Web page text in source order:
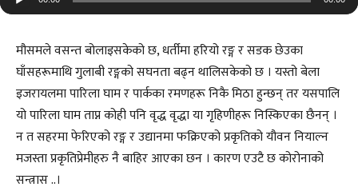
Player
मौसमले वसन्त बोलाइसकेको छ, धर्तीमा हरियो रङ्ग र सडक छेउका
घाँसहरूमाथि गुलाबी रङ्गको सघनता बढ्न थालिसकेको छ । यस्तो बेला
इजरायलमा पारिला घाम र पार्कका रमणहरू निकै मिठा हुन्छन् तर यसपालि
यो पारिला घाम ताप्न कोही पनि वृद्ध वृद्धा या गृहिणीहरू निस्किएका छैनन् ।
न त सहरमा फेरिएको रङ्ग र उद्यानमा फक्रिएको प्रकृतिको यौवन नियाल्न
मजस्ता प्रकृतिप्रेमीहरु नै बाहिर आएका छन । कारण एउटै छ कोरोनाको
सन्त्रास ..।